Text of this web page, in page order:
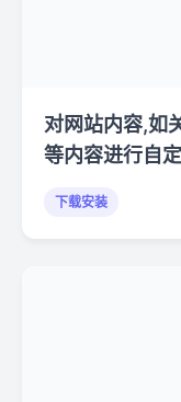
对网站内容,如
等内容进行自
下载安装